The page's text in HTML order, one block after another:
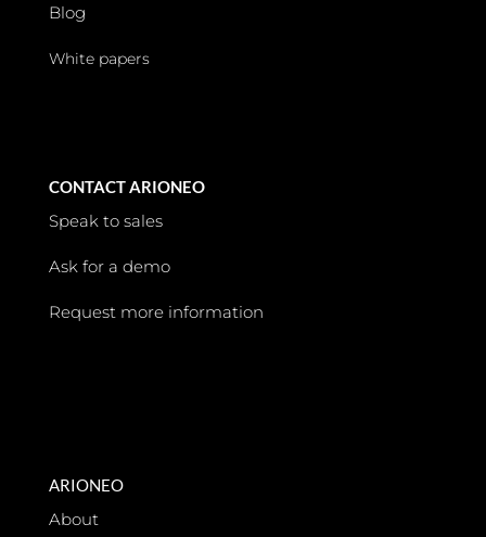
Blog
White papers
CONTACT ARIONEO
Speak to sales
Ask for a demo
Request more information
ARIONEO
About